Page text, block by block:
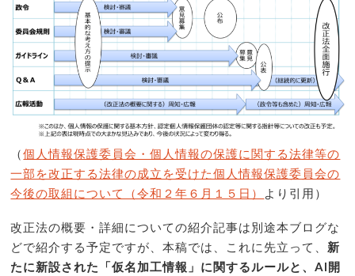
（個人情報保護委員会・個人情報の保護に関する法律等の
一部を改正する法律の成立を受けた個人情報保護委員会の
今後の取組について（令和２年６月１５日） より引用）
改正法の概要・詳細についての紹介記事は別途本ブログな
どで紹介する予定ですが、本稿では、これに先立って、 新
たに新設された「仮名加工情報」に関するルールと、AI開